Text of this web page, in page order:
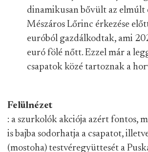
dinamikusan bővült az elmúlt
Mészáros Lőrinc érkezése
euróból gazdálkodtak, ami
euró fölé nőtt. Ezzel már a
csapatok közé tartoznak a
Felülnézet
: a szurkolók akciója azért fontos,
is bajba sodorhatja a csapatot,
(mostoha) testvéregyüttesét a